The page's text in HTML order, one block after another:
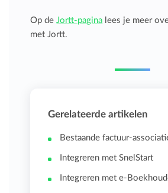
Op deJortt-pagina lees je meer
met Jortt.
Gerelateerde artikelen
Bestaande factuur-
Integreren met SnelStart
Integreren met e-